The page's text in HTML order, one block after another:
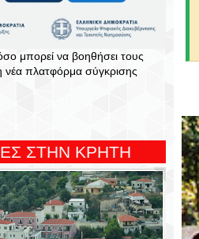
μπορεί να βοηθήσει τους
νέα πλατφόρμα σύγκρισης
ΣΤΗΝ ΚΡΗΤΗ